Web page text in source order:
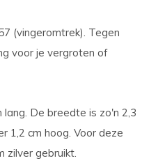
(vingeromtrek). Tegen
voor je vergroten of
lang. De breedte is zo'n 2,3
1,2 cm hoog. Voor deze
zilver gebruikt.